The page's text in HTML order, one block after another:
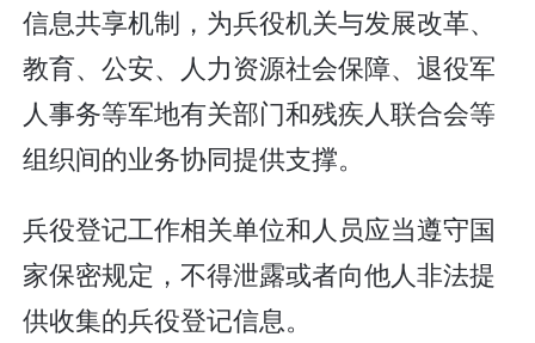
信息共享机制，为兵役机关与发展改革、
教育、公安、人力资源社会保障、退役军
人事务等军地有关部门和残疾人联合会等
组织间的业务协同提供支撑。
兵役登记工作相关单位和人员应当遵守国
家保密规定，不得泄露或者向他人非法提
供收集的兵役登记信息。